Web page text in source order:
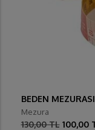
BEDEN MEZURASI
Mezura
130,00 TL 100,00